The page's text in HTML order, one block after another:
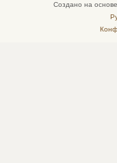
Создано на основе